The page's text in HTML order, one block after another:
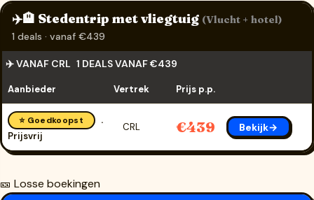
✈️🏨 Stedentrip met vliegtuig (Vlucht + hotel)
1 deals · vanaf €439
✈️ VANAF CRL 1 DEALS VANAF €439
Aanbieder Vertrek Prijs p.p.
⭐ Goedkoopst
Prijsvrij
CRL €439 Bekijk→
🎫 Losse boekingen